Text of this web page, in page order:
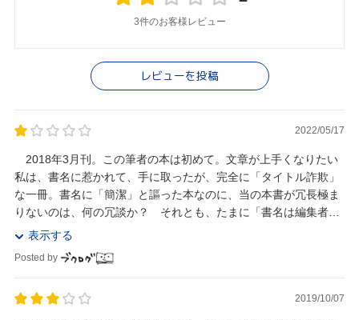
3件のお客様レビュー
レビューを投稿
2022/05/17
2018年3月刊。この筆者の本は初めて。文章が上手くなりたい
私は、書名に惹かれて、手に取ったが、完全に「タイトル詐欺」
な一冊。書名に「簡潔」と謳った本なのに、当の本書が冗長極ま
りないのは、何の冗談か？ それとも、たまに「書名は編集者が
勝手に付けたもので、私は関与していない」と言...
表示する
Posted by
2019/10/07